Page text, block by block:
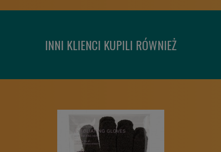
INNI KLIENCI KUPILI RÓWNIEŻ